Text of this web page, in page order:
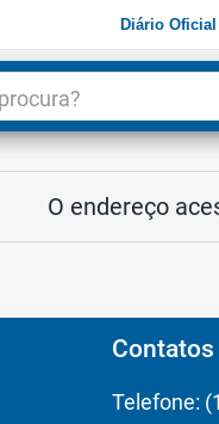
Diário Oficial
O endereço
Contatos
Telefone: